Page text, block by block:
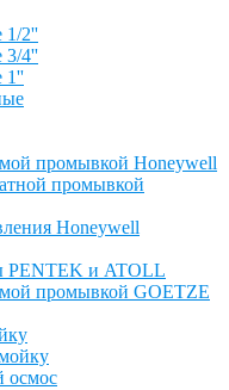
1/2''
3/4''
1''
промывкой Honeywell
промывкой
Honeywell
PENTEK и ATOLL
промывкой GOETZE
осмос